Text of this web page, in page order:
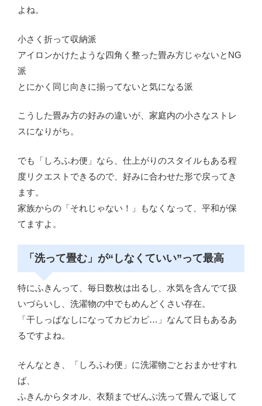
よね。
小さく折って収納派
アイロンかけたような四角く整った畳み方じゃないとNG
派
とにかく同じ向きに揃ってないと気になる派
こうした畳み方の好みの違いが、家庭内の小さなストレ
スになりがち。
でも「しろふわ便」なら、仕上がりのスタイルもある程
度リクエストできるので、好みに合わせた形で戻ってき
ます。
家族からの「それじゃない！」もなくなって、平和が保
てますよ。
「洗って畳む」が“しなくていい”って最高
特にふきんって、毎日数枚は出るし、水気を含んでて扱
いづらいし、洗濯物の中でもめんどくさい存在。
「干しっぱなしになってカピカピ…」なんて日もあるあ
るですよね。
そんなとき、「しろふわ便」に洗濯物ごとおまかせすれ
ば、
ふきんからタオル、衣類までぜんぶ洗って畳んで返して